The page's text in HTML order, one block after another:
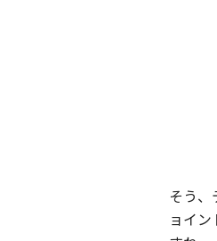
そう
ョイ